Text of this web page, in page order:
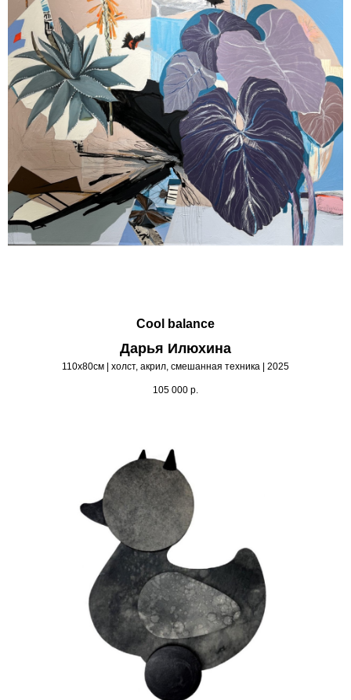
Cool balance
Дарья Илюхина
110х80см | холст, акрил, смешанная техника | 2025
105 000 р.